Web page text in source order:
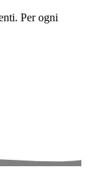
Per ogni